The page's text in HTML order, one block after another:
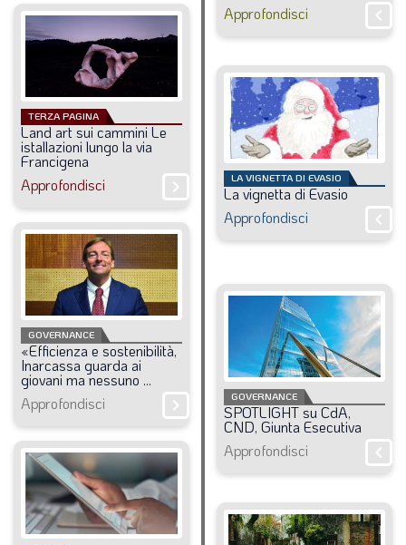
Approfondisci
chevron_right
TERZA PAGINA
LandartsuicamminiLe
istallazioni lungo la via
Francigena
Approfondisci
chevron_right LA VIGNETTA DI EVASIO
LavignettadiEvasio
Approfondisci
chevron_right
GOVERNANCE
«Efficienzaesostenibilità,
Inarcassa guarda ai
giovani ma nessuno ...
Approfondisci
chevron_right GOVERNANCE
SPOTLIGHTsuCdA,
CND, Giunta Esecutiva
Approfondisci
chevron_right